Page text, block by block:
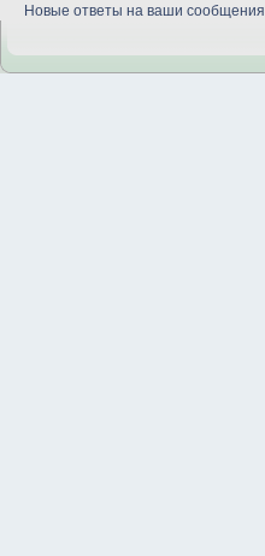
Новые ответы на ваши сообщения.